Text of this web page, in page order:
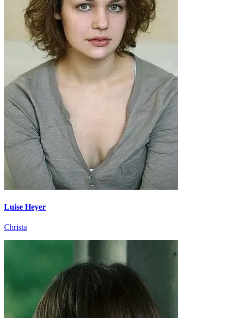
Luise Heyer
Christa